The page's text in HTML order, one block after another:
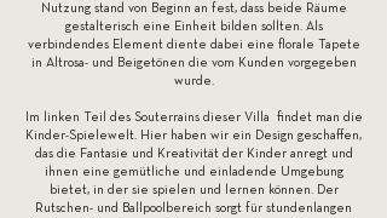
Nutzung stand von Beginn an fest, dass beide Räume
gestalterisch eine Einheit bilden sollten. Als
verbindendes Element diente dabei eine florale Tapete
in Altrosa- und Beigetönen die vom Kunden vorgegeben
wurde.
Im linken Teil des Souterrains dieser Villa findet man die
Kinder-Spielewelt. Hier haben wir ein Design geschaffen,
das die Fantasie und Kreativität der Kinder anregt und
ihnen eine gemütliche und einladende Umgebung
bietet, in der sie spielen und lernen können. Der
Rutschen- und Ballpoolbereich sorgt für stundenlangen